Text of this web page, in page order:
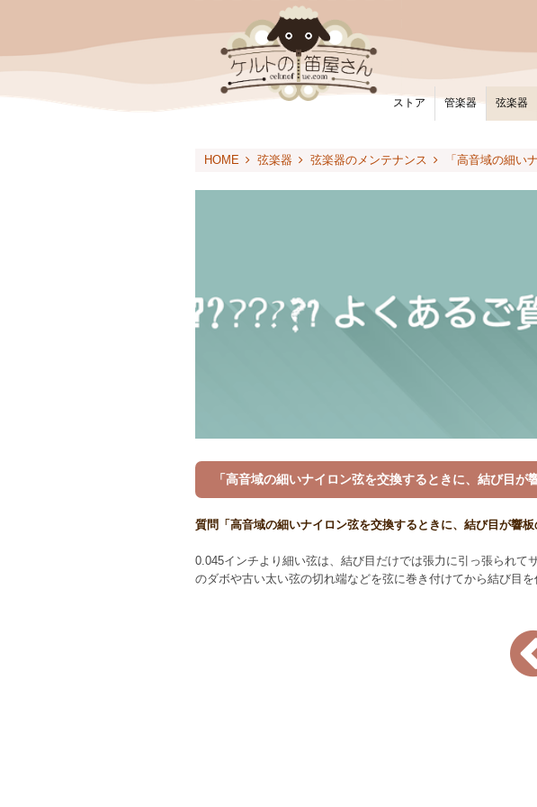
ストア 管楽器 弦楽器
HOME 弦楽器 弦楽器のメンテナンス 「高音域の細い
「高音域の細いナイロン弦を交換するときに、結び目が
質問「高音域の細いナイロン弦を交換するときに、結び目が響板
0.045インチより細い弦は、結び目だけでは張力に引っ張られ
のダボや古い太い弦の切れ端などを弦に巻き付けてから結び目